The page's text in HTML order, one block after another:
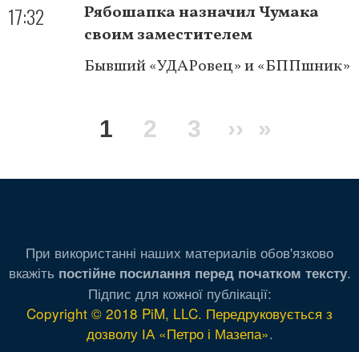
17:32
Рябошапка назначил Чумака
своим заместителем
Бывший «УДАРовец» и «БППшник»
Текущая
1 Page
2 Page
3 ›› »
При використанні наших материалів обов'язково
вкажіть постійне посилання перед початком тексту.
Підпис для кожної публікації:
Copyright © 2018 PiM, LLC. Передруковується з
дозволу ІА «Петро і Мазепа».